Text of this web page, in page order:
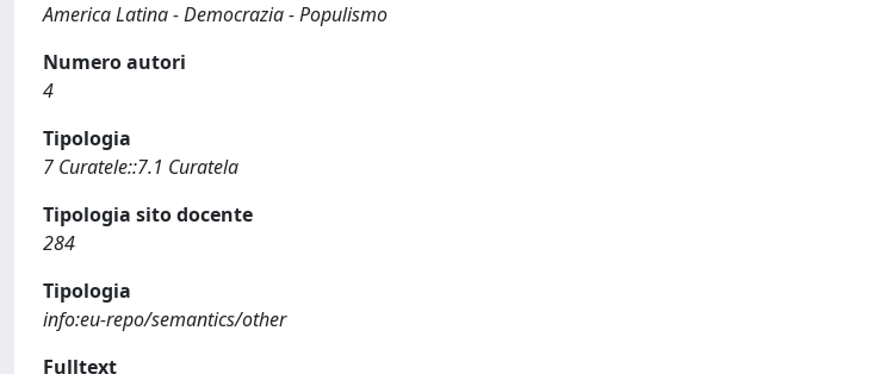
America Latina - Democrazia - Populismo
Numero autori
4
Tipologia
7 Curatele::7.1 Curatela
Tipologia sito docente
284
Tipologia
info:eu-repo/semantics/other
Fulltext